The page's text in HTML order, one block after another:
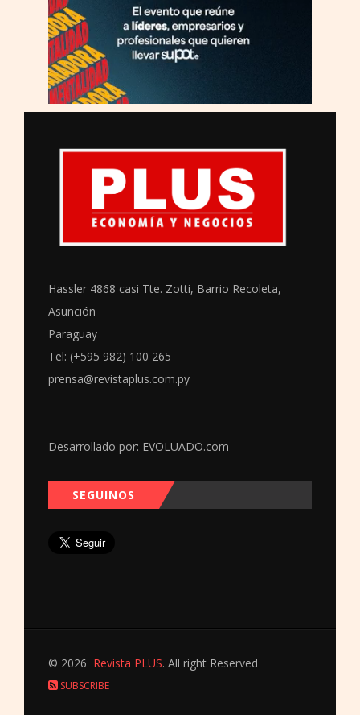
Hassler 4868 casi Tte. Zotti, Barrio Recoleta,
Asunción
Paraguay
Tel: (+595 982) 100 265
prensa@revistaplus.com.py
Desarrollado por: EVOLUADO.com
SEGUINOS
© 2026 Revista PLUS. All right Reserved
SUBSCRIBE